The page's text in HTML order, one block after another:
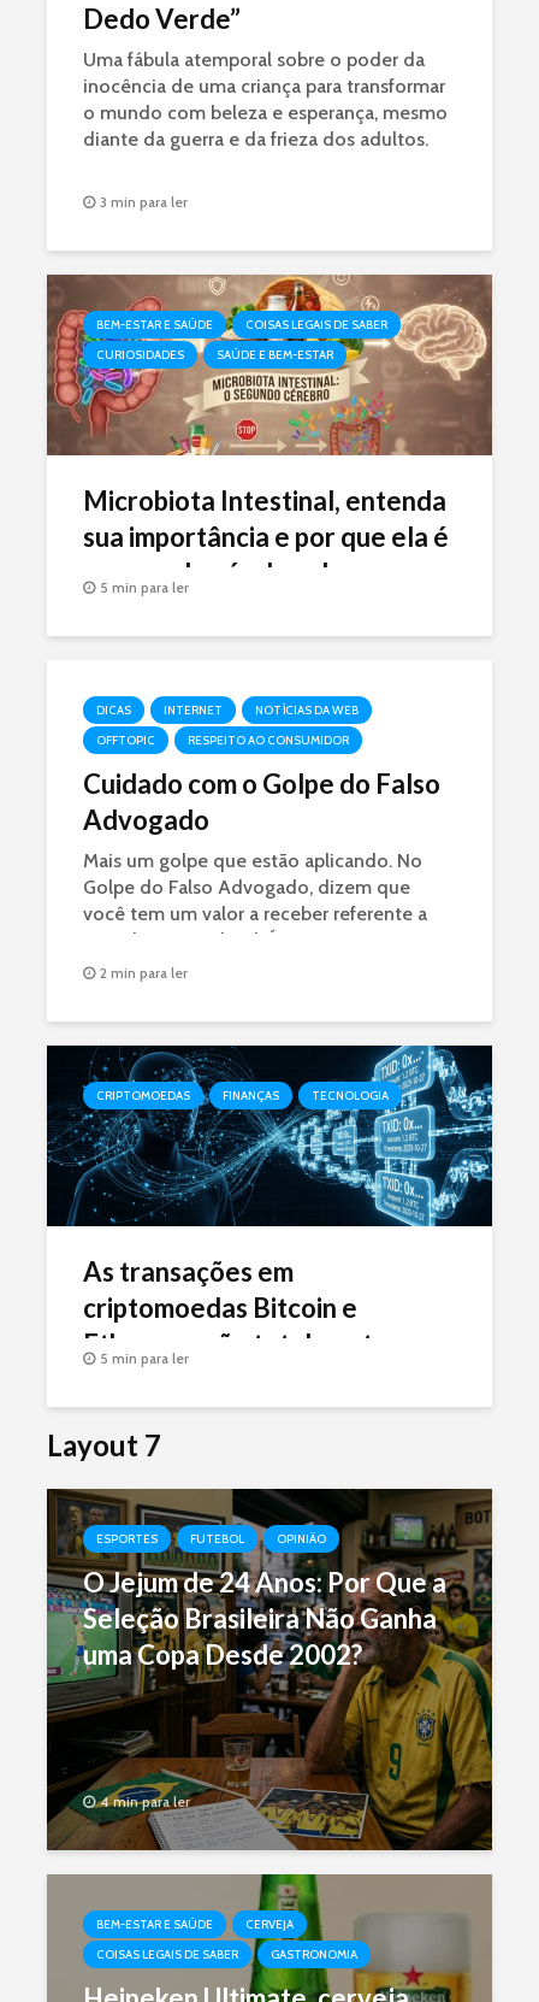
Dedo Verde”
Uma fábula atemporal sobre o poder da
inocência de uma criança para transformar
o mundo com beleza e esperança, mesmo
diante da guerra e da frieza dos adultos.
3 min para ler
BEM-ESTAR E SAÚDE
COISAS LEGAIS DE SABER
CURIOSIDADES
SAÚDE E BEM-ESTAR
Microbiota Intestinal, entenda
sua importância e por que ela é
o segundo cérebro do seu
5 min para ler
DICAS INTERNET
NOTÍCIAS DA WEB
OFFTOPIC
RESPEITO AO CONSUMIDOR
Cuidado com o Golpe do Falso
Advogado
Mais um golpe que estão aplicando. No
Golpe do Falso Advogado, dizem que
você tem um valor a receber referente a
uma decisão judicial. É GOLPE.
2 min para ler
CRIPTOMOEDAS FINANÇAS TECNOLOGIA
As transações em
criptomoedas Bitcoin e
Ethereum são totalmente
5 min para ler
Layout 7
ESPORTES FUTEBOL OPINIÃO
O Jejum de 24 Anos: Por Que a
Seleção Brasileira Não Ganha
uma Copa Desde 2002?
4 min para ler
BEM-ESTAR E SAÚDE
CERVEJA
COISAS LEGAIS DE SABER
GASTRONOMIA